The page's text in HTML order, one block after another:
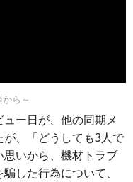
ら～
ー日が、他の同期メ
、「どうしても3人で
いから、機材トラブ
した行為について、